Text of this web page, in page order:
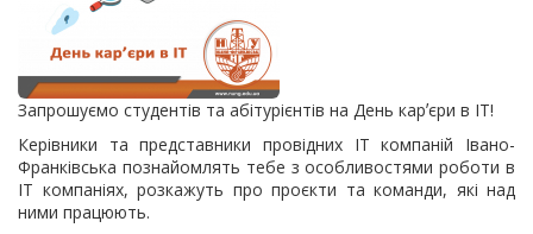
Запрошуємо студентів та абітурієнтів на День карʼєри в ІТ!
Керівники та представники провідних ІТ компаній Івано-
Франківська познайомлять тебе з особливостями роботи в
ІТ компаніях, розкажуть про проєкти та команди, які над
ними працюють.